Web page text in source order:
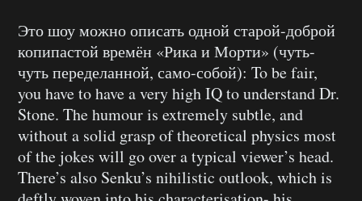
Это шоу можно описать одной старой-доброй
копипастой времён «Рика и Морти» (чуть-
чуть переделанной, само-собой): To be fair,
you have to have a very high IQ to understand Dr.
Stone. The humour is extremely subtle, and
without a solid grasp of theoretical physics most
of the jokes will go over a typical viewer’s head.
There’s also Senku’s nihilistic outlook, which is